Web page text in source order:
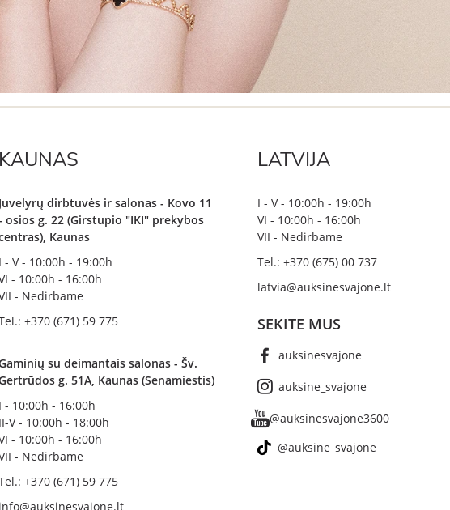
KAUNAS
Juvelyrų dirbtuvės ir salonas - Kovo 11
osios g. 22 (Girstupio "IKI" prekybos
Kaunas
I - V - 10:00h - 19:00h
- 10:00h - 16:00h
- Nedirbame
+370 (671) 59 775
su deimantais salonas - Šv.
g. 51A, Kaunas (Senamiestis)
I - 10:00h - 16:00h
II-V - 10:00h - 18:00h
- 10:00h - 16:00h
- Nedirbame
+370 (671) 59 775
info@auksinesvajone.lt
LATVIJA
I - V - 10:00h - 19:00h
VI - 10:00h - 16:00h
VII - Nedirbame
Tel.: +370 (675) 00 737
latvia@auksinesvajone.lt
SEKITE MUS
auksinesvajone
auksine_svajone
@auksinesvajone3600
@auksine_svajone